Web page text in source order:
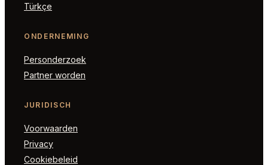
Türkçe
ONDERNEMING
Personderzoek
Partner worden
JURIDISCH
Voorwaarden
Privacy
Cookiebeleid